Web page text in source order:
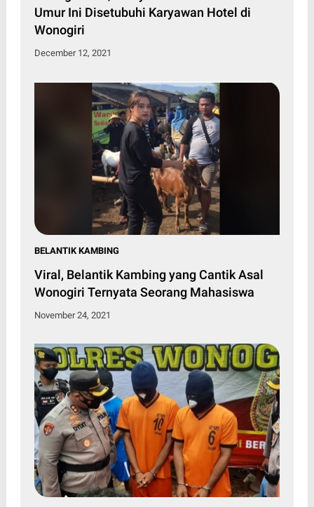
Umur Ini Disetubuhi Karyawan Hotel di
Wonogiri
December 12, 2021
BELANTIK KAMBING
Viral, Belantik Kambing yang Cantik Asal
Wonogiri Ternyata Seorang Mahasiswa
November 24, 2021